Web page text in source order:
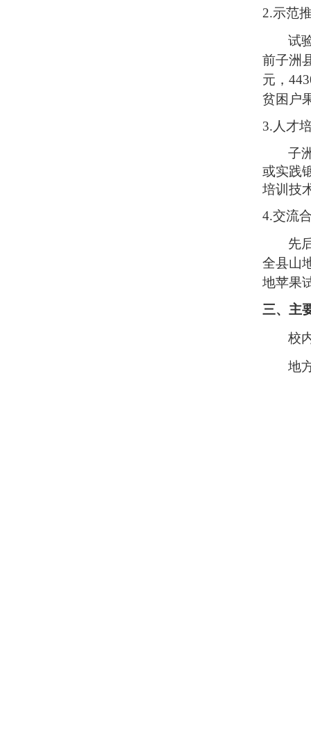
2.示范
试
前子洲
元，
贫困户
3.人才
子
或实践
培训技
4.交流
先
全县山
地苹果
三、主
校
地